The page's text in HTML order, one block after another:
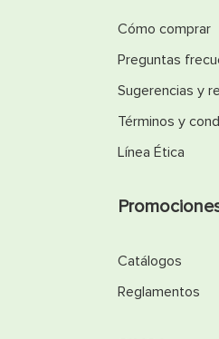
Cómo comprar
Preguntas
Sugerencias y
Términos y
Línea Ética
Catálogos
Reglamentos